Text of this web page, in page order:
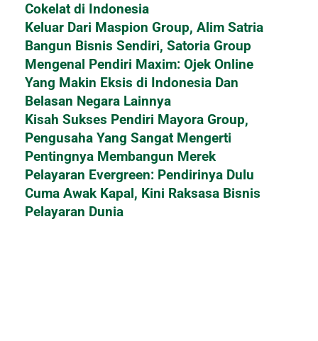
Cokelat di Indonesia
Keluar Dari Maspion Group, Alim Satria
Bangun Bisnis Sendiri, Satoria Group
Mengenal Pendiri Maxim: Ojek Online
Yang Makin Eksis di Indonesia Dan
Belasan Negara Lainnya
Kisah Sukses Pendiri Mayora Group,
Pengusaha Yang Sangat Mengerti
Pentingnya Membangun Merek
Pelayaran Evergreen: Pendirinya Dulu
Cuma Awak Kapal, Kini Raksasa Bisnis
Pelayaran Dunia